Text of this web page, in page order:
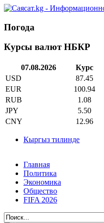
Погода
Курсы валют НБКР
07.08.2026
Курс
USD
87.45
EUR
100.94
RUB
1.08
JPY
5.50
CNY
12.96
Кыргыз тилинде
Главная
Политика
Экономика
Общество
FIFA 2026